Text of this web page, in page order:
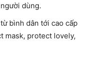
dùng.
bình dân tới cao cấp
mask, protect lovely,